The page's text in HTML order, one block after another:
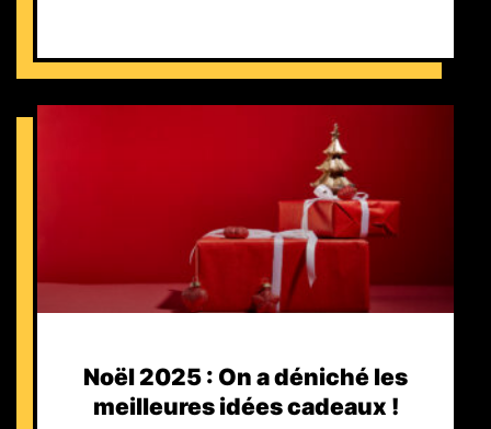
Noël 2025 : On a déniché les
meilleures idées cadeaux !